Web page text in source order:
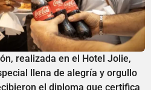
realizada en el Hotel Jolie,
llena de alegría y orgullo
el diploma que certifica